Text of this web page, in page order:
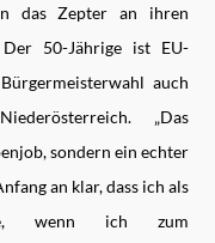
das Zepter an ihren
50-Jährige ist EU-
auch
„Das
sondern ein echter
an klar, dass ich als
wenn ich zum